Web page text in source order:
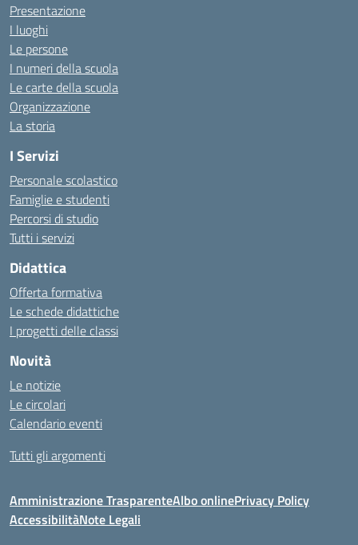
Presentazione
I luoghi
Le persone
I numeri della scuola
Le carte della scuola
Organizzazione
La storia
I Servizi
Personale scolastico
Famiglie e studenti
Percorsi di studio
Tutti i servizi
Didattica
Offerta formativa
Le schede didattiche
I progetti delle classi
Novità
Le notizie
Le circolari
Calendario eventi
Tutti gli argomenti
Amministrazione TrasparenteAlbo onlinePrivacy Policy
AccessibilitàNote Legali